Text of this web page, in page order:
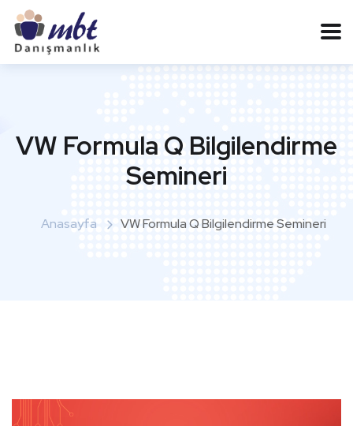
VW Formula Q Bilgilendirme
Semineri
Anasayfa VW Formula Q Bilgilendirme Semineri